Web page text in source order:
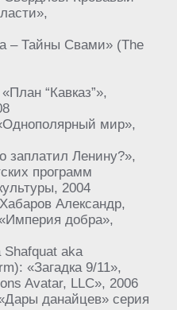
– Тайны Свами» (The
“Кавказ”»,
мир»,
заплатил Ленину?»,
программ
2004
Александр,
добра»,
aka
«Загадка 9/11»,
Avatar, LLC», 2006
данайцев» серия